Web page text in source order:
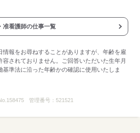
発支援制度
の子：5千円
歳以上の親：5千円
応募する
准看護師の仕事一覧
情報をお尋ねすることがありますが、年齢を雇
容されておりません。ご回答いただいた生年月
基準法に沿った年齢かの確認に使用いたしま
158475 管理番号： 521521